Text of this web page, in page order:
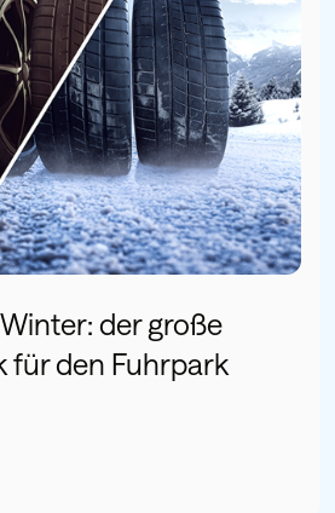
der große
für den Fuhrpark